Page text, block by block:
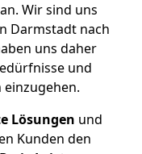
Wir sind uns
Darmstadt nach
uns daher
und
Lösungen und
Kunden den